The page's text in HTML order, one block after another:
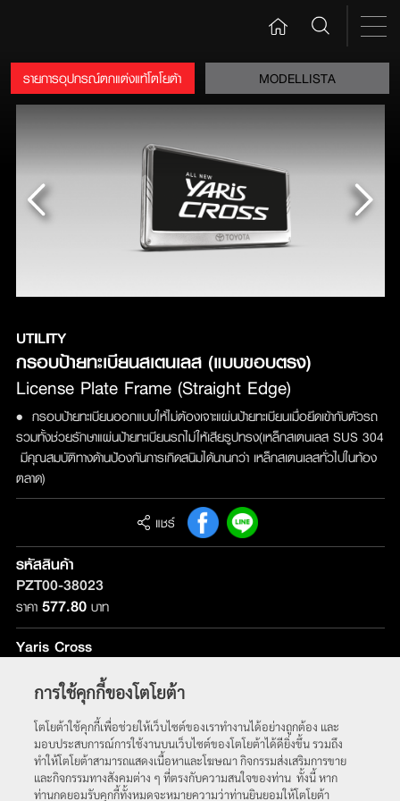
รายการอุปกรณ์ตกแต่งแท้โตโยต้า MODELLISTA
UTILITY
License Plate Frame (Straight Edge)
• กรอบป้ายทะเบียนออกแบบให้ไม่ต้องเจาะแผ่นป้ายทะเบียนเมื่อยึดเข้ากับตัวรถ
รวมทั้งช่วยรักษาแผ่นป้ายทะเบียนรถไม่ให้เสียรูปทรง(เหล็กสเตนเลส SUS 304
มีคุณสมบัติทางด้านป้องกันการเกิดสนิมได้นานกว่า เหล็กสเตนเลสทั่วไปในท้อง
ตลาด)
แชร์
รหัสสินค้า
PZT00-38023
ราคา 577.80บาท
Yaris Cross
หน้าหลัก
การใช้คุกกี้ของโตโยต้า
โตโยต้าใช้คุกกี้เพื่อช่วยให้เว็บไซต์ของเราทำงานได้อย่างถูกต้อง และ
มอบประสบการณ์การใช้งานบนเว็บไซต์ของโตโยต้าได้ดียิ่งขึ้น รวมถึง
ทำให้โตโยต้าสามารถแสดงเนื้อหาและโฆษณา กิจกรรมส่งเสริมการขาย
และกิจกรรมทางสังคมต่าง ๆ ที่ตรงกับความสนใจของท่าน ทั้งนี้ หาก
ท่านกดยอมรับคุกกี้ทั้งหมดจะหมายความว่าท่านยินยอมให้โตโยต้า